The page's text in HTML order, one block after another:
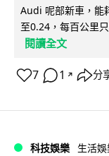
Audi 呢部新車，能
至0.24，每百公里
閱讀全文
7 1 ↗ 分
科技娛樂 生活